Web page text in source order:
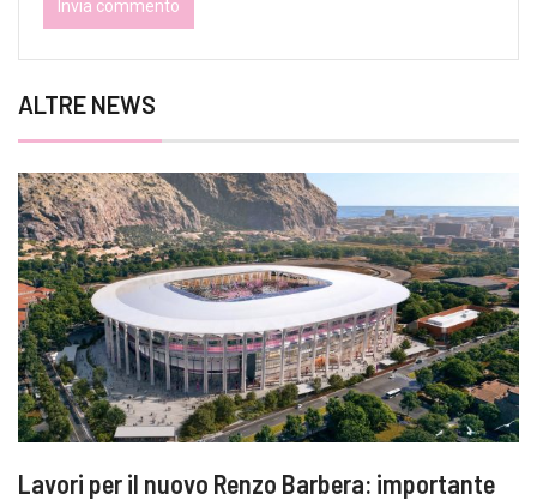
ALTRE NEWS
Lavori per il nuovo Renzo Barbera: importante